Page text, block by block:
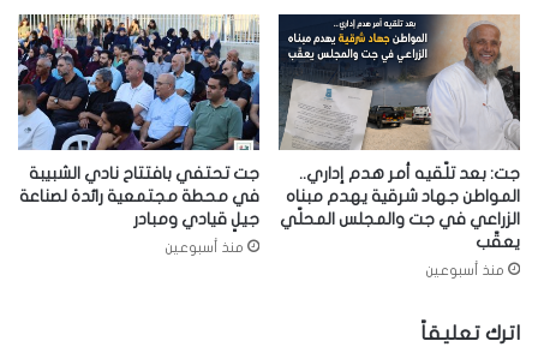
جت: بعد تلّقيه أمر هدم إداري..
المواطن جهاد شرقية يهدم مبناه
الزراعي في جت والمجلس المحلّي
يعقّب
منذ أسبوعين
جت تحتفي بافتتاح نادي الشبيبة
في محطة مجتمعية رائدة لصناعة
جيلٍ قيادي ومبادر
منذ أسبوعين
اترك تعليقاً